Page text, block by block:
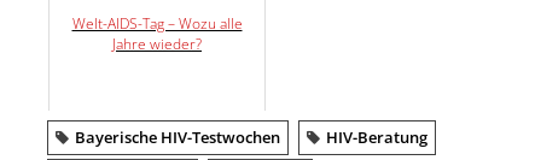
Welt-AIDS-Tag – Wozu alle
Jahre wieder?
Bayerische HIV-Testwochen
HIV-Beratung